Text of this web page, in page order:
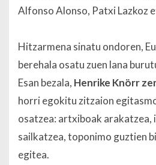
Alfonso Alonso, Patxi Lazkoz
Hitzarmena sinatu ondoren,
berehala osatu zuen lana
Esan bezala, Henrike Knörr
horri egokitu zitzaion
osatzea: artxiboak arakatzea,
sailkatzea, toponimo guztien
egitea.